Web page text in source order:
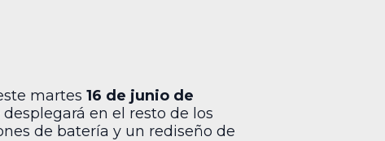
martes 16 de junio de
en el resto de los
de batería y un rediseño de